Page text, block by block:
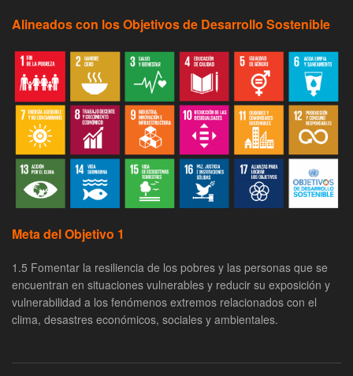
Alineados con los Objetivos de Desarrollo Sostenible
Meta del Objetivo 1
1.5 Fomentar la resiliencia de los pobres y las personas que se
encuentran en situaciones vulnerables y reducir su exposición y
vulnerabilidad a los fenómenos extremos relacionados con el
clima, desastres económicos, sociales y ambientales.